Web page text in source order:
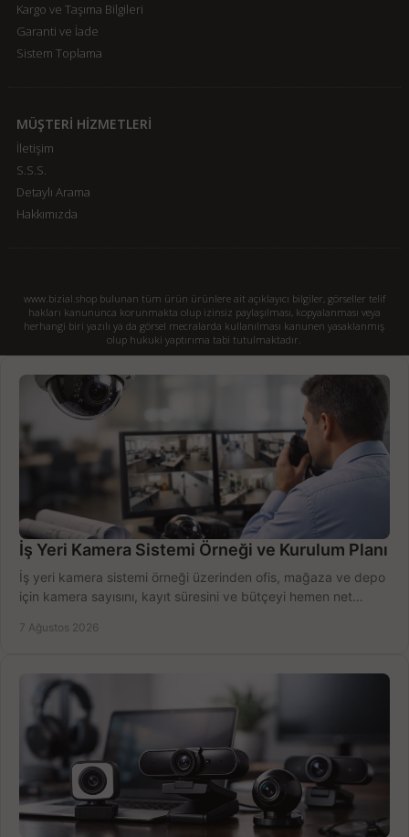
Kargo ve Taşıma Bilgileri
Garanti ve İade
Sistem Toplama
MÜŞTERİ HİZMETLERİ
İletişim
S.S.S.
Detaylı Arama
Hakkımızda
www.bizial.shop bulunan tüm ürün ürünlere ait açıklayıcı bilgiler, görseller telif
hakları kanununca korunmakta olup izinsiz paylaşılması, kopyalanması veya
herhangi biri yazılı ya da görsel mecralarda kullanılması kanunen yasaklanmış
olup hukuki yaptırıma tabi tutulmaktadır.
İş Yeri Kamera Sistemi Örneği ve Kurulum Planı
İş yeri kamera sistemi örneği üzerinden ofis, mağaza ve depo
için kamera sayısını, kayıt süresini ve bütçeyi hemen net
7 Ağustos 2026